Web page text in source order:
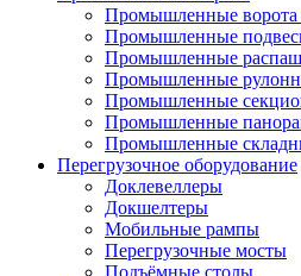
Промышленные ворота
Промышленные
Промышленные
Промышленные
Промышленные
Промышленные
Промышленные
Перегрузочное оборудование
Доклевеллеры
Докшелтеры
Мобильные рампы
Перегрузочные мосты
Подъёмные столы